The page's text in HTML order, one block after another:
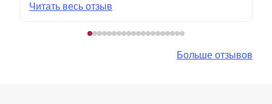
Читать весь отзыв
Больше отзывов